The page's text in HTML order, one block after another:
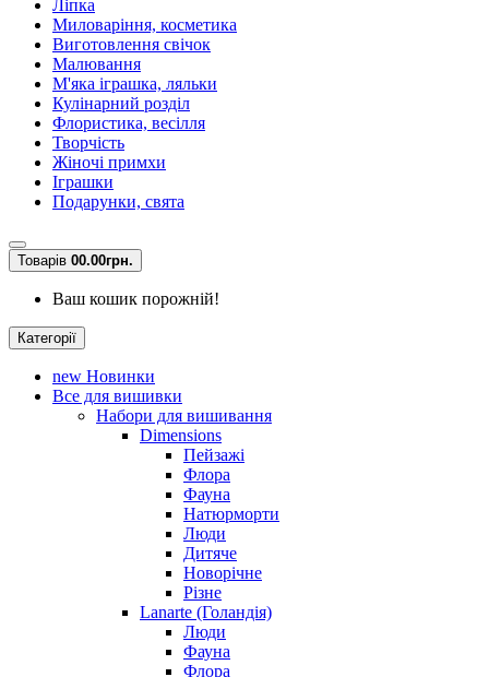
Ліпка
Миловаріння, косметика
Виготовлення свічок
Малювання
М'яка іграшка, ляльки
Кулінарний розділ
Флористика, весілля
Творчість
Жіночі примхи
Іграшки
Подарунки, свята
Товарів 00.00грн.
Ваш кошик порожній!
Категорії
new Новинки
Все для вишивки
Набори для вишивання
Dimensions
Пейзажі
Флора
Фауна
Натюрморти
Люди
Дитяче
Новорічне
Різне
Lanarte (Голандія)
Люди
Фауна
Флора